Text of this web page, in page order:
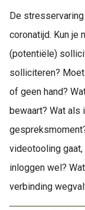
De
coronatijd. Kun je
(potentiële)
solliciteren?
of geen hand?
bewaart? Wat als
videotooling
inloggen wel?
verbinding